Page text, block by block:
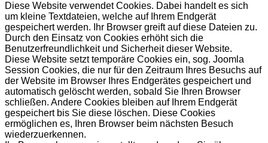
Diese Website verwendet Cookies. Dabei handelt es sich
um kleine Textdateien, welche auf Ihrem Endgerät
gespeichert werden. Ihr Browser greift auf diese Dateien zu.
Durch den Einsatz von Cookies erhöht sich die
Benutzerfreundlichkeit und Sicherheit dieser Website.
Diese Website setzt temporäre Cookies ein, sog. Joomla
Session Cookies, die nur für den Zeitraum Ihres Besuchs auf
der Website im Browser Ihres Endgerätes gespeichert und
automatisch gelöscht werden, sobald Sie Ihren Browser
schließen. Andere Cookies bleiben auf Ihrem Endgerät
gespeichert bis Sie diese löschen. Diese Cookies
ermöglichen es, Ihren Browser beim nächsten Besuch
wiederzuerkennen.